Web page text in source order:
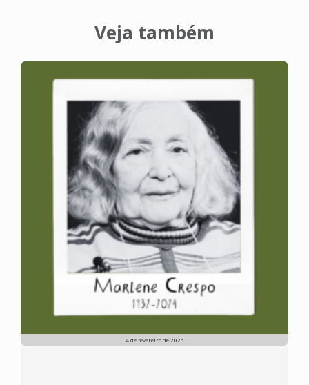
Veja também
4 de fevereiro de 2025